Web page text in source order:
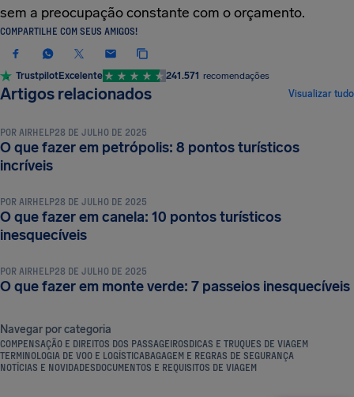
sem a preocupação constante com o orçamento.
COMPARTILHE COM SEUS AMIGOS!
TrustpilotExcelente 241.571 recomendações
Artigos relacionados Visualizar tudo
DICAS E TRUQUES DE VIAGEM
POR AIRHELP28 DE JULHO DE 2025
O que fazer em petrópolis: 8 pontos turísticos
incríveis
DICAS E TRUQUES DE VIAGEM
POR AIRHELP28 DE JULHO DE 2025
O que fazer em canela: 10 pontos turísticos
inesquecíveis
DICAS E TRUQUES DE VIAGEM
POR AIRHELP28 DE JULHO DE 2025
O que fazer em monte verde: 7 passeios inesquecíveis
Navegar por categoria
COMPENSAÇÃO E DIREITOS DOS PASSAGEIROSDICAS E TRUQUES DE VIAGEM
TERMINOLOGIA DE VOO E LOGÍSTICABAGAGEM E REGRAS DE SEGURANÇA
NOTÍCIAS E NOVIDADESDOCUMENTOS E REQUISITOS DE VIAGEM